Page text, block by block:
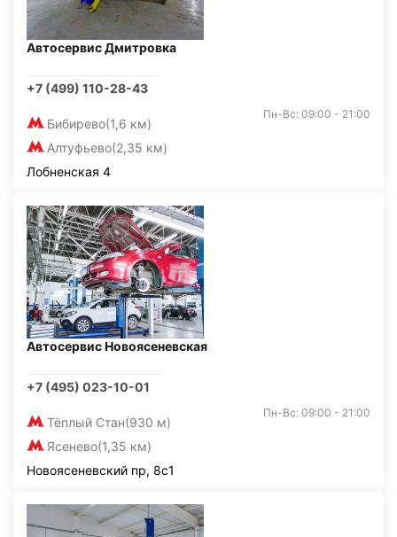
Автосервис Дмитровка
+7 (499) 110-28-43
Бибирево(1,6 км)
Алтуфьево(2,35 км)
Пн-Вс: 09:00 - 21:00
Лобненская 4
Автосервис Новоясеневская
+7 (495) 023-10-01
Тёплый Стан(930 м)
Ясенево(1,35 км)
Пн-Вс: 09:00 - 21:00
Новоясеневский пр, 8с1